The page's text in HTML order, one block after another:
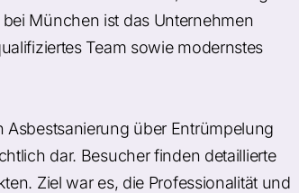
München ist das Unternehmen
Team sowie modernstes
Asbestsanierung über Entrümpelung
dar. Besucher finden detaillierte
Ziel war es, die Professionalität und